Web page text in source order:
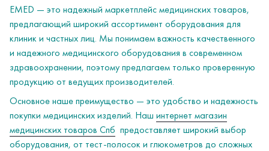
EMED — это надежный маркетплейс медицинских товаров,
предлагающий широкий ассортимент оборудования для
клиник и частных лиц. Мы понимаем важность качественного
и надежного медицинского оборудования в современном
здравоохранении, поэтому предлагаем только проверенную
продукцию от ведущих производителей.
Основное наше преимущество — это удобство и надежность
покупки медицинских изделий. Наш интернет магазин
медицинских товаров Спб предоставляет широкий выбор
оборудования, от тест-полосок и глюкометров до сложных